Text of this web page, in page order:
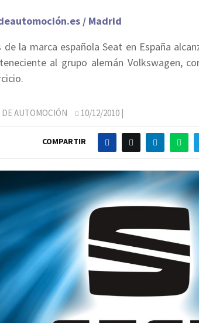
/ Madrid
de la marca española Seat en España
al grupo alemán Volkswagen,
AUTOMOCIÓN 10/12/2010 |
COMPARTIR